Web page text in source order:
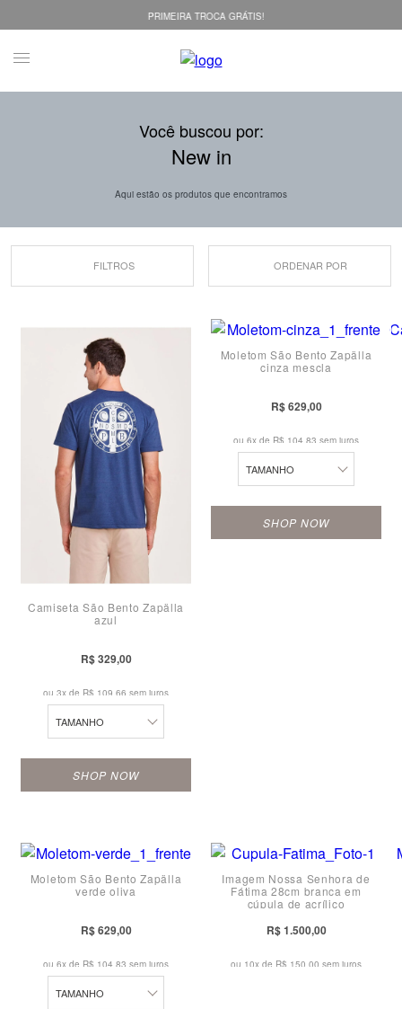
PRIMEIRA TROCA GRÁTIS!
Você buscou por:
New in
Aqui estão os produtos que encontramos
FILTROS ORDENAR POR
Camiseta São Bento Zapälla
azul
R$ 329,00
ou 3x de R$ 109,66 sem juros
TAMANHO
G
SHOP NOW
Moletom São Bento Zapälla
cinza mescla
R$ 629,00
ou 6x de R$ 104,83 sem juros
TAMANHO
G
SHOP NOW
Moletom São Bento Zapälla
verde oliva
R$ 629,00
ou 6x de R$ 104,83 sem juros
TAMANHO
G
Imagem Nossa Senhora de
Fátima 28cm branca em
cúpula de acrílico
R$ 1.500,00
ou 10x de R$ 150,00 sem juros